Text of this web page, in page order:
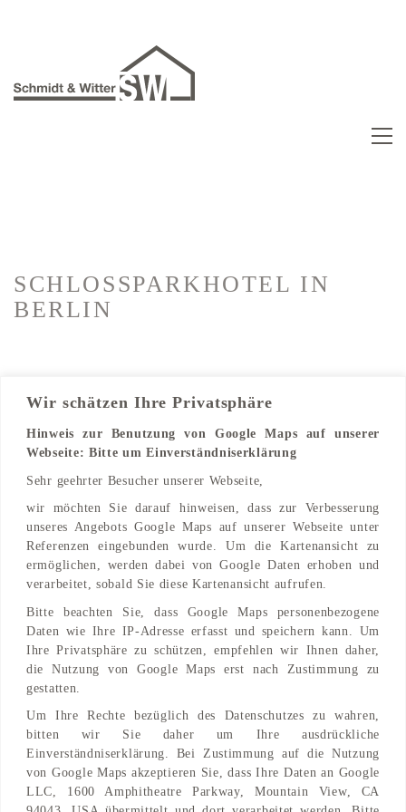
Wir schätzen Ihre Privatsphäre
Hinweis zur Benutzung von Google Maps auf unserer
Webseite: Bitte um Einverständniserklärung
Sehr geehrter Besucher unserer Webseite,
wir möchten Sie darauf hinweisen, dass zur Verbesserung
unseres Angebots Google Maps auf unserer Webseite unter
Referenzen eingebunden wurde. Um die Kartenansicht zu
ermöglichen, werden dabei von Google Daten erhoben und
verarbeitet, sobald Sie diese Kartenansicht aufrufen.
Bitte beachten Sie, dass Google Maps personenbezogene
Daten wie Ihre IP-Adresse erfasst und speichern kann. Um
Ihre Privatsphäre zu schützen, empfehlen wir Ihnen daher,
die Nutzung von Google Maps erst nach Zustimmung zu
gestatten.
Um Ihre Rechte bezüglich des Datenschutzes zu wahren,
bitten wir Sie daher um Ihre ausdrückliche
Einverständniserklärung. Bei Zustimmung auf die Nutzung
von Google Maps akzeptieren Sie, dass Ihre Daten an Google
LLC, 1600 Amphitheatre Parkway, Mountain View, CA
SCHLOSSPARKHOTEL IN
BERLIN
Trockenbau
Adresse
Heubnerweg 2a
14059 Berlin, Berlin, DE
Find on Map